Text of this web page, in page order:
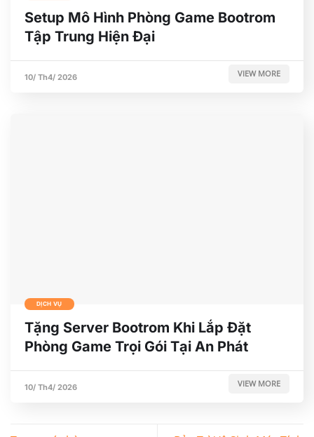
Setup Mô Hình Phòng Game Bootrom
Tập Trung Hiện Đại
10/ Th4/ 2026 VIEW MORE
DỊCH VỤ
Tặng Server Bootrom Khi Lắp Đặt
Phòng Game Trọi Gói Tại An Phát
10/ Th4/ 2026 VIEW MORE